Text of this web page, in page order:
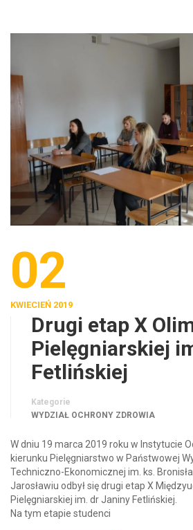
02
KWIECIEŃ 2019
Drugi etap X
Pielęgniarskiej
Fetlińskiej
Kategorie
WYDZIAŁ OCHRONY ZDROWIA
W dniu 19 marca 2019 roku w Instytucie
kierunku Pielęgniarstwo w Państwowej
Techniczno-Ekonomicznej im. ks.
Jarosławiu odbył się drugi etap X
Pielęgniarskiej im. dr Janiny Fetlińskiej.
Na tym etapie studenci